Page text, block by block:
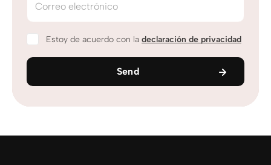
Correo electrónico
Estoy de acuerdo con la declaración de privacidad
Send